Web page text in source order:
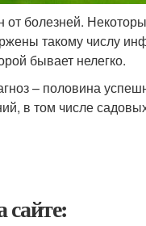
болезней.
такому числу
бывает нелегко.
– половина
в том числе
сайте: